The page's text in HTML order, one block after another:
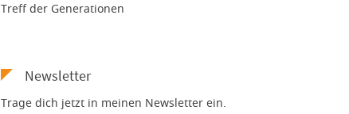
Treff der Generationen
Newsletter
Trage dich jetzt in meinen Newsletter ein.